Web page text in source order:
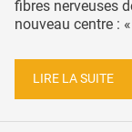
fibres nerveuses
nouveau centre :
LIRE LA SUITE